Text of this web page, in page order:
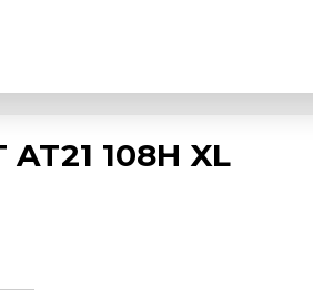
AT21 108H XL